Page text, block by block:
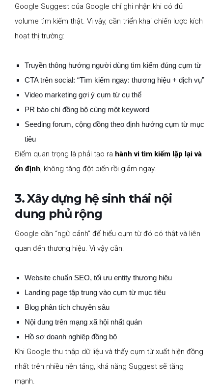
Google Suggest của Google chỉ ghi nhận khi có đủ
volume tìm kiếm thật. Vì vậy, cần triển khai chiến lược kích
hoạt thị trường:
Truyền thông hướng người dùng tìm kiếm đúng cụm từ
CTA trên social: “Tìm kiếm ngay: thương hiệu + dịch vụ”
Video marketing gợi ý cụm từ cụ thể
PR báo chí đồng bộ cùng một keyword
Seeding forum, cộng đồng theo định hướng cụm từ mục
tiêu
Điểm quan trọng là phải tạo ra hành vi tìm kiếm lặp lại và
ổn định, không tăng đột biến rồi giảm ngay.
3. Xây dựng hệ sinh thái nội
dung phủ rộng
Google cần “ngữ cảnh” để hiểu cụm từ đó có thật và liên
quan đến thương hiệu. Vì vậy cần:
Website chuẩn SEO, tối ưu entity thương hiệu
Landing page tập trung vào cụm từ mục tiêu
Blog phân tích chuyên sâu
Nội dung trên mạng xã hội nhất quán
Hồ sơ doanh nghiệp đồng bộ
Khi Google thu thập dữ liệu và thấy cụm từ xuất hiện đồng
nhất trên nhiều nền tảng, khả năng Suggest sẽ tăng
mạnh.